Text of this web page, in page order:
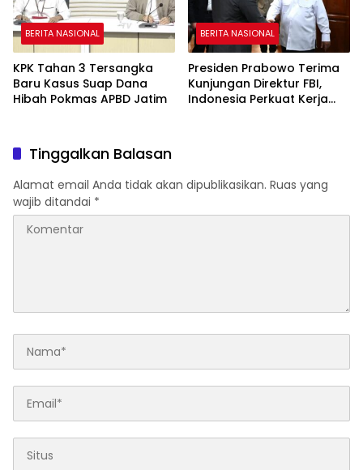
BERITA NASIONAL
KPK Tahan 3 Tersangka
Baru Kasus Suap Dana
Hibah Pokmas APBD Jatim
BERITA NASIONAL
Presiden Prabowo Terima
Kunjungan Direktur FBI,
Indonesia Perkuat Kerja
Tinggalkan Balasan
Alamat email Anda tidak akan dipublikasikan. Ruas yang
wajib ditandai *